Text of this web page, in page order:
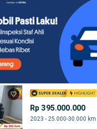
Rp 395.000.000
2023 - 25.000-30.000 km